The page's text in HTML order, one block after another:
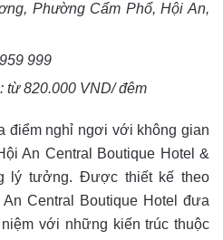
Phường Cẩm Phổ, Hội An,
999
từ 820.000 VND/ đêm
điểm nghỉ ngơi với không gian
An Central Boutique Hotel &
lý tưởng. Được thiết kế theo
Central Boutique Hotel đưa
với những kiến trúc thuộc